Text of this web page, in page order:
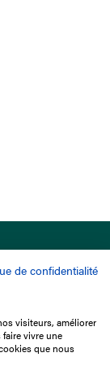
de confidentialité
visiteurs, améliorer
vivre une
que nous